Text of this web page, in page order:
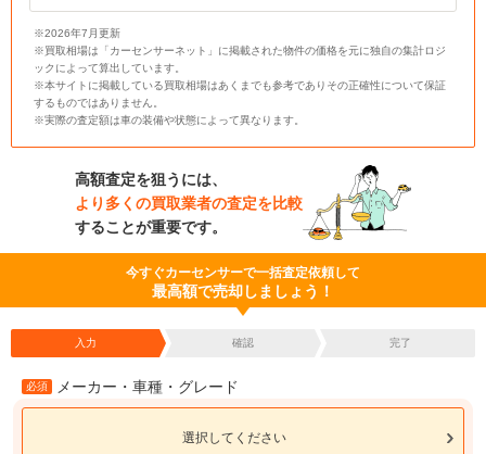
※2026年7月更新
※買取相場は「カーセンサーネット」に掲載された物件の価格を元に独自の集計ロジ
ックによって算出しています。
※本サイトに掲載している買取相場はあくまでも参考でありその正確性について保証
するものではありません。
※実際の査定額は車の装備や状態によって異なります。
高額査定を狙うには、
より多くの買取業者の査定を比較
することが重要です。
今すぐカーセンサーで一括査定依頼して
最高額で売却しましょう！
入力 確認 完了
必須 メーカー・車種・グレード
選択してください